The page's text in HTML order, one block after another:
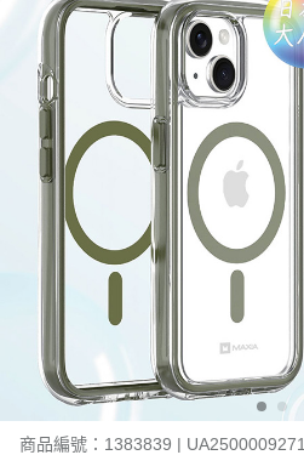
商品編號：1383839 | UA2500009271